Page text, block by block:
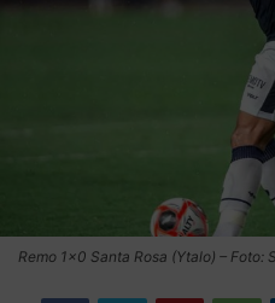
Remo 1×0 Santa Rosa (Ytalo) – Foto: